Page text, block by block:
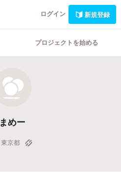
ログイン 新規登録
プロジェクトを始める
まめー
東京都